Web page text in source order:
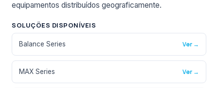
equipamentos distribuídos geograficamente.
SOLUÇÕES DISPONÍVEIS
Balance Series Ver →
MAX Series Ver →